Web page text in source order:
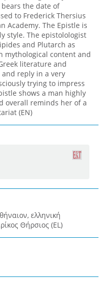
the date of
to Frederick Thersius
Academy. The Epistle is
style. The epistolologist
and Plutarch as
mythological content and
literature and
reply in a very
trying to impress
shows a man highly
overall reminds her of a
(EN)
ελληνική
Θήρσιος (EL)